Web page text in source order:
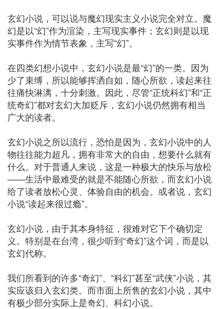
玄幻小说，可以说与魔幻现实主义小说完全对立。魔
幻是以“幻”作为渲染，主写现实事件；玄幻则是以现
实事件作为情节表象，主写“幻”。
在四类幻想小说中，玄幻小说是最“幻”的一类。因为
少了束缚，所以能够挥洒自如，随心所欲，读起来往
往痛快淋漓，十分刺激。因此，尽管“正统科幻”和“正
统奇幻”都对玄幻大加贬斥，玄幻小说仍然拥有相当
广大的读者。
玄幻小说之所以流行，恐怕是因为，玄幻小说中的人
物往往能力超凡，拥有非常大的自由，想要什么就有
什么。对于普通人来说，这是一种极大的快乐与放松
——生活中最难受的就是不能随心所欲，而玄幻小说
给了读者放松心灵、体验自由的机会。或者说，玄幻
小说“读起来很过瘾”。
玄幻小说，由于其本身特征，很难对它下个确切定
义。特别是在台湾，很少听到“奇幻”这个词，而是以
玄幻代称。
我们所看到的许多“奇幻”、“科幻”甚至“武侠”小说，其
实应该归入玄幻类。而市面上所售的玄幻小说，其中
有极少部分实际上是奇幻、科幻小说。